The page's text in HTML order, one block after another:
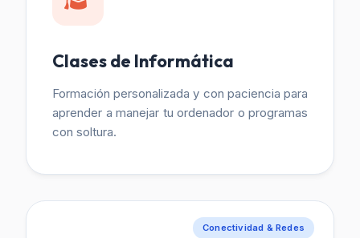
Clases de Informática
Formación personalizada y con paciencia para
aprender a manejar tu ordenador o programas
con soltura.
Conectividad & Redes